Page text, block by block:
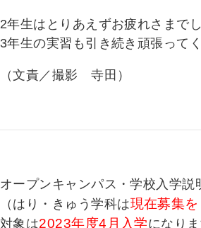
2年生はとりあえずお疲れさまでし
3年生の実習も引き続き頑張って
（文責／撮影 寺田）
オープンキャンパス・学校入学説
（はり・きゅう学科は現在募集
対象は2023年度4月入学になりま